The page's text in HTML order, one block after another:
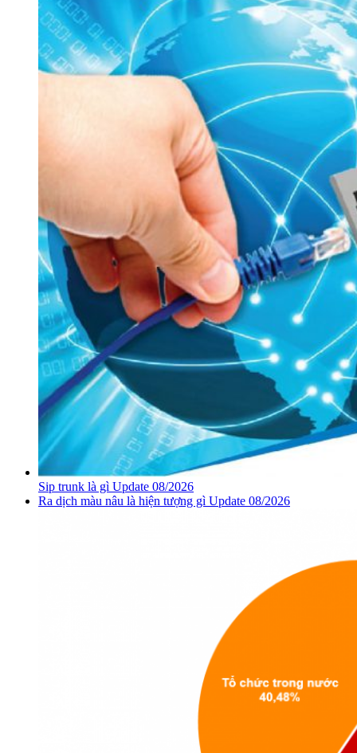
Sip trunk là gì Update 08/2026
Ra dịch màu nâu là hiện tượng gì Update 08/2026